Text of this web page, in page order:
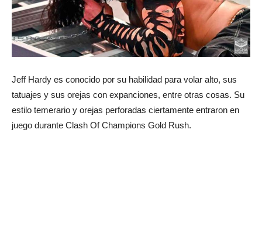
Jeff Hardy es conocido por su habilidad para volar alto, sus
tatuajes y sus orejas con expanciones, entre otras cosas. Su
estilo temerario y orejas perforadas ciertamente entraron en
juego durante Clash Of Champions Gold Rush.